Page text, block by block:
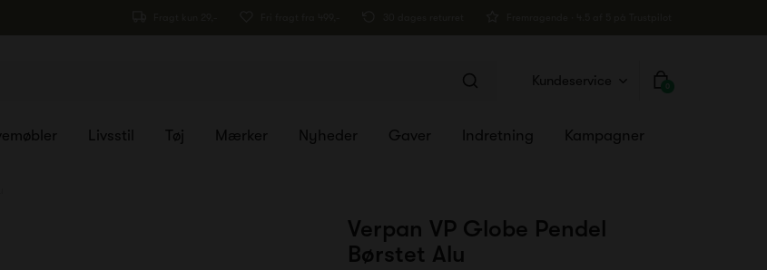
0
Kundeservice
Livsstil Tøj Mærker Nyheder Gaver Indretning Kampagner
Verpan VP Globe Pendel
Børstet Alu